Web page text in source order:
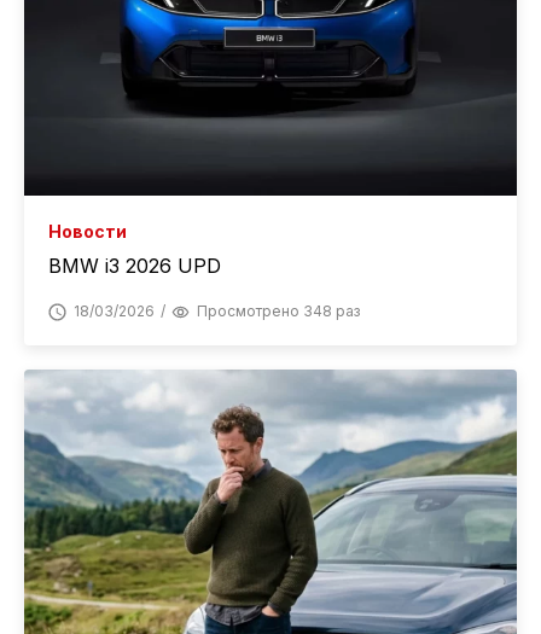
Новости
BMW i3 2026 UPD
18/03/2026 Просмотрено 348 раз